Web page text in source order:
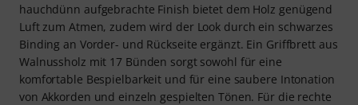
hauchdünn aufgebrachte Finish bietet dem Holz genügend
Luft zum Atmen, zudem wird der Look durch ein schwarzes
Binding an Vorder- und Rückseite ergänzt. Ein Griffbrett aus
Walnussholz mit 17 Bünden sorgt sowohl für eine
komfortable Bespielbarkeit und für eine saubere Intonation
von Akkorden und einzeln gespielten Tönen. Für die rechte